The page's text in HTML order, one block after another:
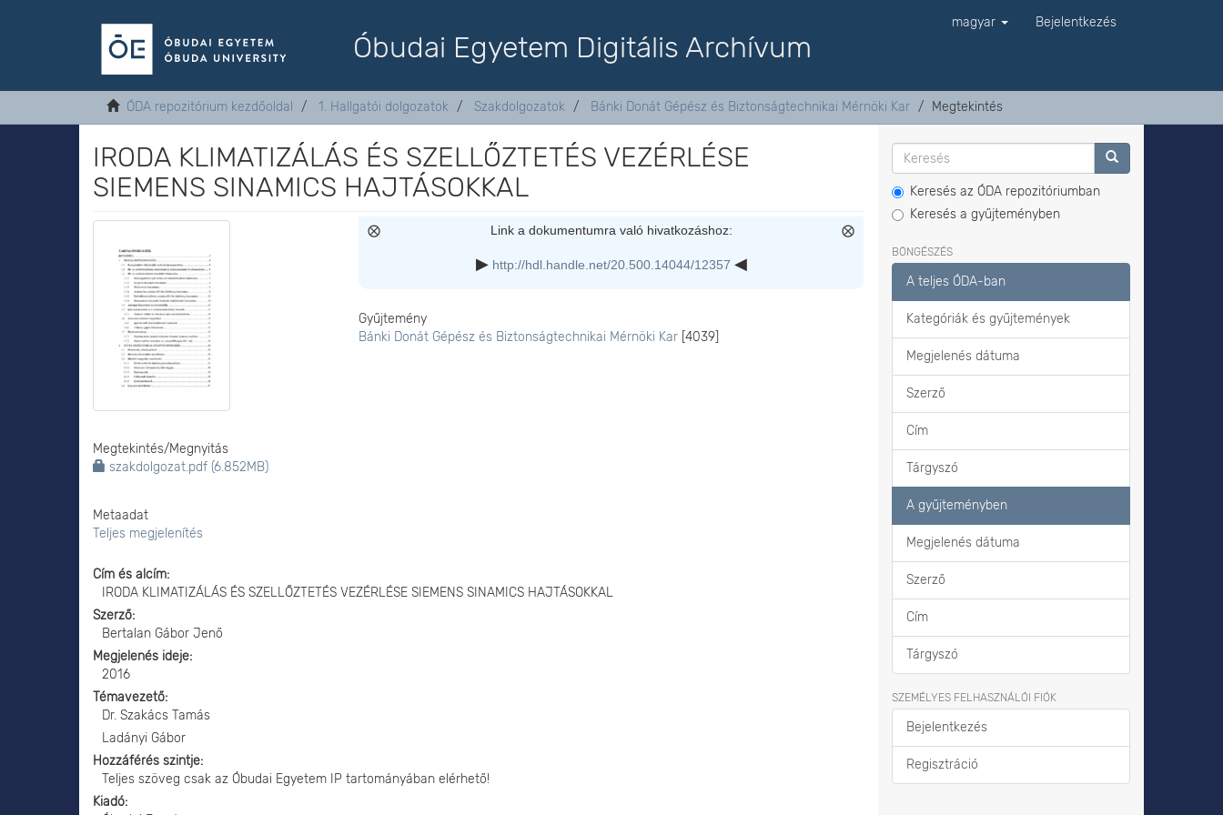
Óbudai Egyetem Digitális Archívum
magyar Bejelentkezés
ÓDA repozitórium kezdőoldal 1. Hallgatói dolgozatok Szakdolgozatok Bánki Donát Gépész és Biztonságtechnikai Mérnöki Kar Megtekintés
IRODA KLIMATIZÁLÁS ÉS SZELLŐZTETÉS VEZÉRLÉSE
SIEMENS SINAMICS HAJTÁSOKKAL
Megtekintés/Megnyitás
szakdolgozat.pdf (6.852MB)
Metaadat
Teljes megjelenítés
Link a dokumentumra való hivatkozáshoz:
http://hdl.handle.net/20.500.14044/12357
Gyűjtemény
Bánki Donát Gépész és Biztonságtechnikai Mérnöki Kar [4039]
Cím és alcím
IRODA KLIMATIZÁLÁS ÉS SZELLŐZTETÉS VEZÉRLÉSE SIEMENS SINAMICS HAJTÁSOKKAL
Szerző
Bertalan Gábor Jenő
Megjelenés ideje
2016
Témavezető
Dr. Szakács Tamás
Ladányi Gábor
Hozzáférés szintje
Teljes szöveg csak az Óbudai Egyetem IP tartományában elérhető!
Kiadó
Keresés az ÓDA repozitóriumban
Keresés a gyűjteményben
BÖNGÉSZÉS
A teljes ÓDA-ban
Kategóriák és gyűjtemények
Megjelenés dátuma
Szerző
Cím
Tárgyszó
A gyűjteményben
Megjelenés dátuma
Szerző
Cím
Tárgyszó
SZEMÉLYES FELHASZNÁLÓI FIÓK
Bejelentkezés
Regisztráció